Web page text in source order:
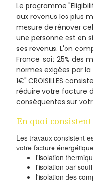
Le programme
aux revenus les plus
mesure de rénover
une personne est en
ses revenus. L'on
France, soit 25% des
normes exigées par
1€" CROISILLES
réduire votre facture
conséquentes sur
En quoi
Les travaux consistent
votre facture
l'isolation
l'isolation par
l'isolation des